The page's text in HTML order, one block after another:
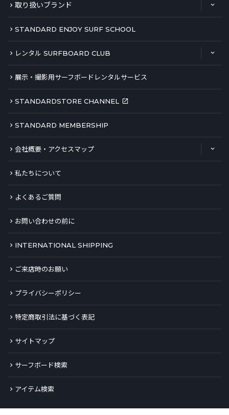
取り扱いブランド
STANDARD ENJOY SURF SCHOOL
レンタル SURFBOARD CLUB
展示・撮影用サーフボードレンタルサービス
STANDARDSTORE CHANNEL
STANDARD MEMBERSHIP
会社概要・アクセスマップ
私たちについて
よくあるご質問
お問い合わせの前に
INTERNATIONAL SHIPPING
ご来店時のお願い
プライバシーポリシー
特定商取引法に基づく表記
サイトマップ
サーフボード検索
アイテム検索